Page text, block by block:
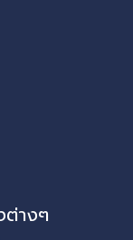
ต่างๆ